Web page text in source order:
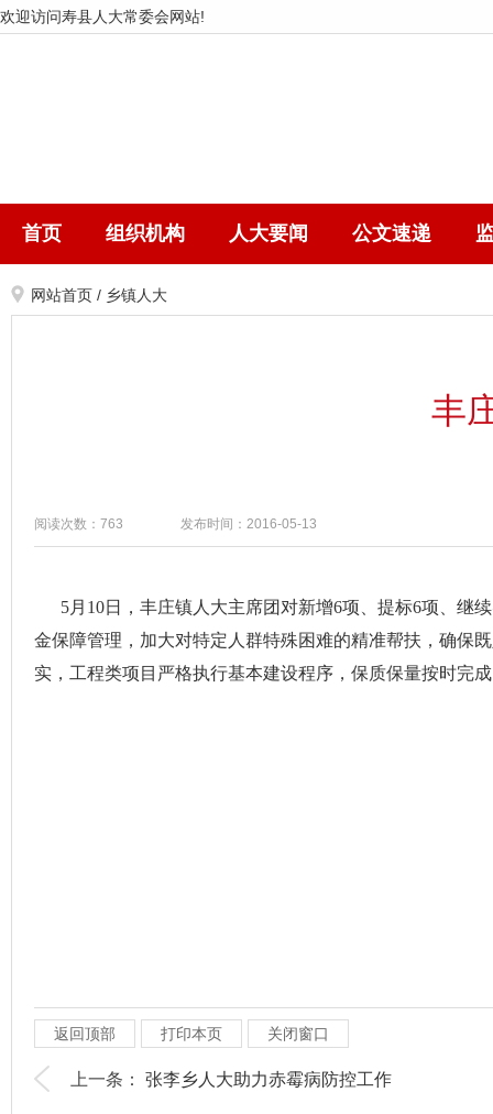
欢迎访问寿县人大常委会网站!
首页 组织机构 人大要闻 公文速递
网站首页 / 乡镇人大
丰
阅读次数：763 发布时间：2016-05-13
5月10日，丰庄镇人大主席团对新增6项、提标6项、继
金保障管理，加大对特定人群特殊困难的精准帮扶，确保
实，工程类项目严格执行基本建设程序，保质保量按时完
返回顶部 打印本页 关闭窗口
上一条： 张李乡人大助力赤霉病防控工作